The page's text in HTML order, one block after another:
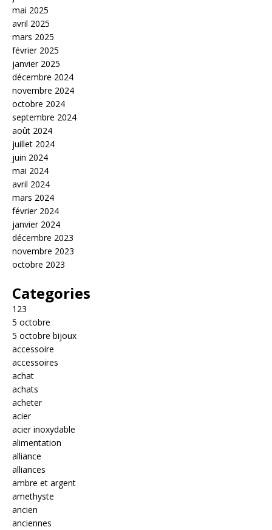
mai 2025
avril 2025
mars 2025
février 2025
janvier 2025
décembre 2024
novembre 2024
octobre 2024
septembre 2024
août 2024
juillet 2024
juin 2024
mai 2024
avril 2024
mars 2024
février 2024
janvier 2024
décembre 2023
novembre 2023
octobre 2023
Categories
123
5 octobre
5 octobre bijoux
accessoire
accessoires
achat
achats
acheter
acier
acier inoxydable
alimentation
alliance
alliances
ambre et argent
amethyste
ancien
anciennes